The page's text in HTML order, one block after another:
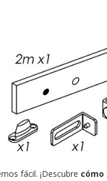
fácil. ¡Descubre